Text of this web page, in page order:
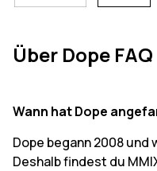
Über Dope FAQ
Wann hat Dope
Dope begann 2008
Deshalb findest du